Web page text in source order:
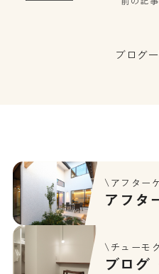
ブログ
\アフター
アフタ
\チューモ
ブログ